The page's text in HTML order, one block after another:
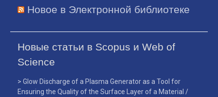
Новое в Электронной библиотеке
Новые статьи в Scopus и Web of
Science
> Glow Discharge of a Plasma Generator as a Tool for
Ensuring the Quality of the Surface Layer of a Material /